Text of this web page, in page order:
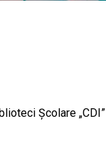
Școlare „CDI”